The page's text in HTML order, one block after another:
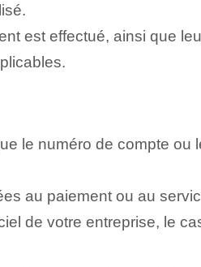
est effectué, ainsi que
le numéro de compte
au paiement ou au
de votre entreprise, le